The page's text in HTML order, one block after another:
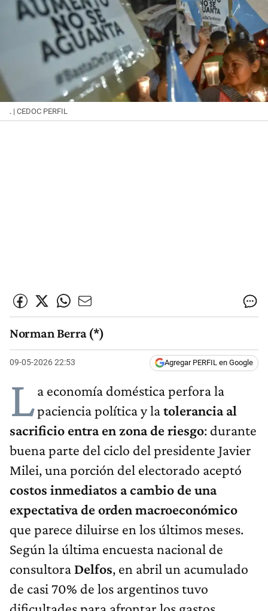
. | CEDOC PERFIL
Norman Berra (*)
09-05-2026 22:53 Agregar PERFIL en Google
La economía doméstica perfora la
paciencia política y latolerancia al
sacrificio entra en zona de riesgo: durante
buena parte del ciclo del presidente Javier
Milei, una porción del electorado aceptó
costos inmediatos a cambio de una
expectativa de orden macroeconómico
que parece diluirse en los últimos meses.
Según la última encuesta nacional de
consultora Delfos, en abril un acumulado
de casi 70% de los argentinos tuvo